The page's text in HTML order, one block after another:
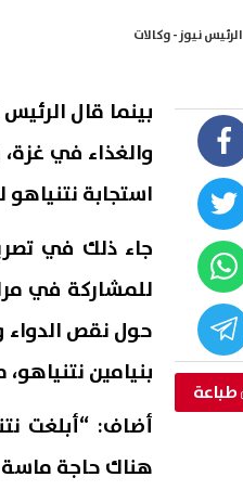
الرئيس نيوز - وكالات
طباعة
بينما قال
والغذاء في
استجابة نتنياهو
جاء ذلك في
للمشاركة في
حول نقص الدواء
بنيامين
أضاف: “أبلغت
هناك حاجة ماسة